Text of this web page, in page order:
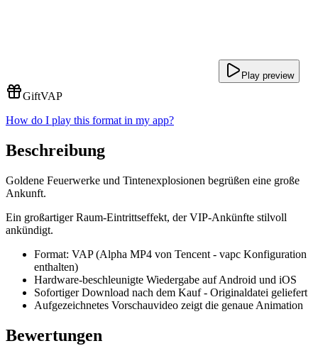
Play preview
GiftVAP
How do I play this format in my app?
Beschreibung
Goldene Feuerwerke und Tintenexplosionen begrüßen eine große
Ankunft.
Ein großartiger Raum-Eintrittseffekt, der VIP-Ankünfte stilvoll
ankündigt.
Format: VAP (Alpha MP4 von Tencent - vapc Konfiguration
enthalten)
Hardware-beschleunigte Wiedergabe auf Android und iOS
Sofortiger Download nach dem Kauf - Originaldatei geliefert
Aufgezeichnetes Vorschauvideo zeigt die genaue Animation
Bewertungen